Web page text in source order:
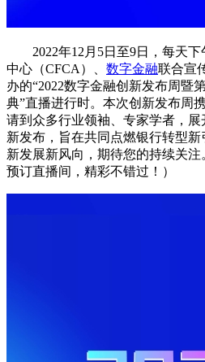
2022年12月5日至9日，每天
中心（CFCA）、 数字金融联合宣
办的“2022数字金融创新发布周暨
典”直播进行时。本次创新发布周
请到众多行业领袖、专家学者，展
新发布，旨在共同点燃银行转型新
新发展新风向，期待您的持续关注
预订直播间，精彩不错过！）